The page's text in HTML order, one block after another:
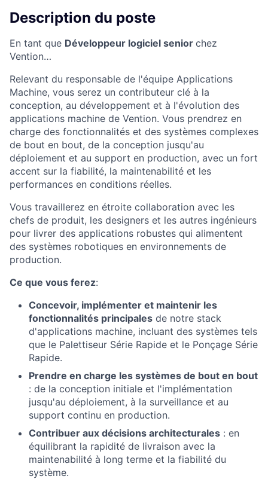
Description du poste
En tant que Développeur logiciel senior chez
Vention…
Relevant du responsable de l'équipe Applications
Machine, vous serez un contributeur clé à la
conception, au développement et à l'évolution des
applications machine de Vention. Vous prendrez en
charge des fonctionnalités et des systèmes complexes
de bout en bout, de la conception jusqu'au
déploiement et au support en production, avec un fort
accent sur la fiabilité, la maintenabilité et les
performances en conditions réelles.
Vous travaillerez en étroite collaboration avec les
chefs de produit, les designers et les autres ingénieurs
pour livrer des applications robustes qui alimentent
des systèmes robotiques en environnements de
production.
Ce que vous ferez:
Concevoir, implémenter et maintenir les
fonctionnalités principales de notre stack
d'applications machine, incluant des systèmes tels
que le Palettiseur Série Rapide et le Ponçage Série
Rapide.
Prendre en charge les systèmes de bout en bout
: de la conception initiale et l'implémentation
jusqu'au déploiement, à la surveillance et au
support continu en production.
Contribuer aux décisions architecturales : en
équilibrant la rapidité de livraison avec la
maintenabilité à long terme et la fiabilité du
système.